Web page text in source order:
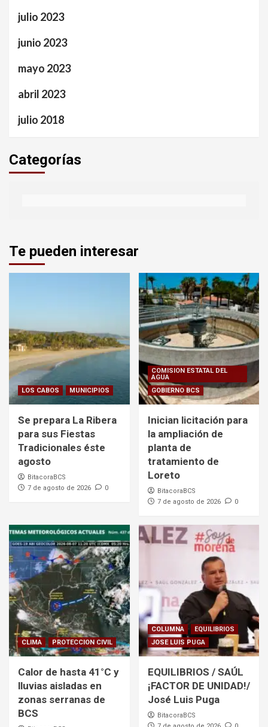
julio 2023
junio 2023
mayo 2023
abril 2023
julio 2018
Categorías
Te pueden interesar
LOS CABOS MUNICIPIOS
Se prepara La Ribera
para sus Fiestas
Tradicionales éste
agosto
BitacoraBCS
7 de agosto de 2026
0
COMISION ESTATAL DEL
AGUA
GOBIERNO BCS
Inician licitación para
la ampliación de
planta de
tratamiento de
Loreto
BitacoraBCS
7 de agosto de 2026
0
CLIMA PROTECCION CIVIL
Calor de hasta 41°C y
lluvias aisladas en
zonas serranas de
BCS
COLUMNA
EQUILIBRIOS
JOSE LUIS PUGA
EQUILIBRIOS / SAÚL
¡FACTOR DE UNIDAD!/
José Luis Puga
BitacoraBCS